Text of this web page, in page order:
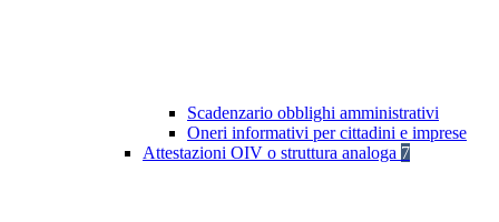
Scadenzario obblighi amministrativi
Oneri informativi per cittadini e imprese
Attestazioni OIV o struttura analoga 7